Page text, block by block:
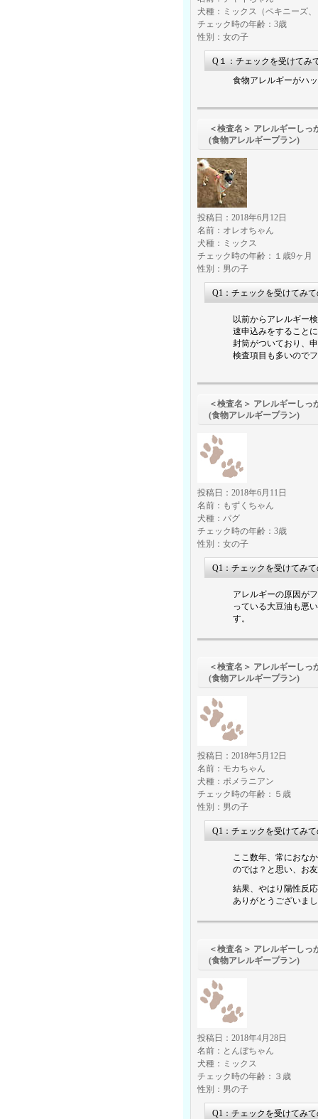
犬種：ミックス（ペキニーズ
チェック時の年齢：3歳
性別：女の子
Q１：チェックを受けてみ
食物アレルギーがハ
＜検査名＞ アレルギーし
(食物アレルギープラン)
投稿日：2018年6月12日
名前：オレオちゃん
犬種：ミックス
チェック時の年齢：１歳9ヶ月
性別：男の子
Q1：チェックを受けてみ
以前からアレルギー
速申込みをすること
封筒がついており、
検査項目も多いので
＜検査名＞ アレルギーし
(食物アレルギープラン)
投稿日：2018年6月11日
名前：もずくちゃん
犬種：パグ
チェック時の年齢：3歳
性別：女の子
Q1：チェックを受けてみ
アレルギーの原因が
っている大豆油も悪
す。
＜検査名＞ アレルギーし
(食物アレルギープラン)
投稿日：2018年5月12日
名前：モカちゃん
犬種：ポメラニアン
チェック時の年齢：５歳
性別：男の子
Q1：チェックを受けてみ
ここ数年、常におな
のでは？と思い、お
結果、やはり陽性反
ありがとうございま
＜検査名＞ アレルギーし
(食物アレルギープラン)
投稿日：2018年4月28日
名前：とんぼちゃん
犬種：ミックス
チェック時の年齢：３歳
性別：男の子
Q1：チェックを受けてみ